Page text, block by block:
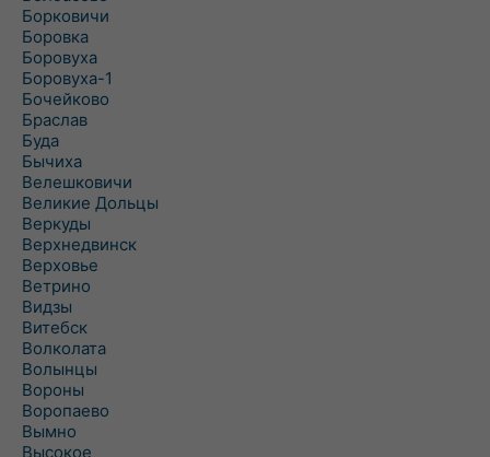
Борковичи
Боровка
Боровуха
Боровуха-1
Бочейково
Браслав
Буда
Бычиха
Велешковичи
Великие Дольцы
Веркуды
Верхнедвинск
Верховье
Ветрино
Видзы
Витебск
Волколата
Волынцы
Вороны
Воропаево
Вымно
Высокое